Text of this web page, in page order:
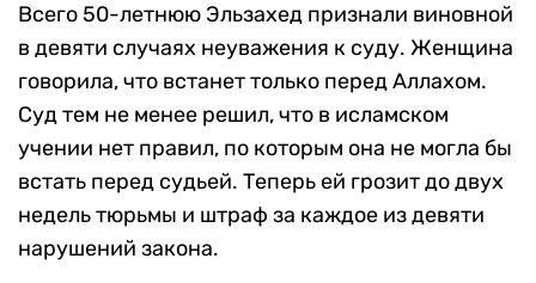
Всего 50-летнюю Эльзахед признали виновной
в девяти случаях неуважения к суду. Женщина
говорила, что встанет только перед Аллахом.
Суд тем не менее решил, что в исламском
учении нет правил, по которым она не могла бы
встать перед судьей. Теперь ей грозит до двух
недель тюрьмы и штраф за каждое из девяти
нарушений закона.